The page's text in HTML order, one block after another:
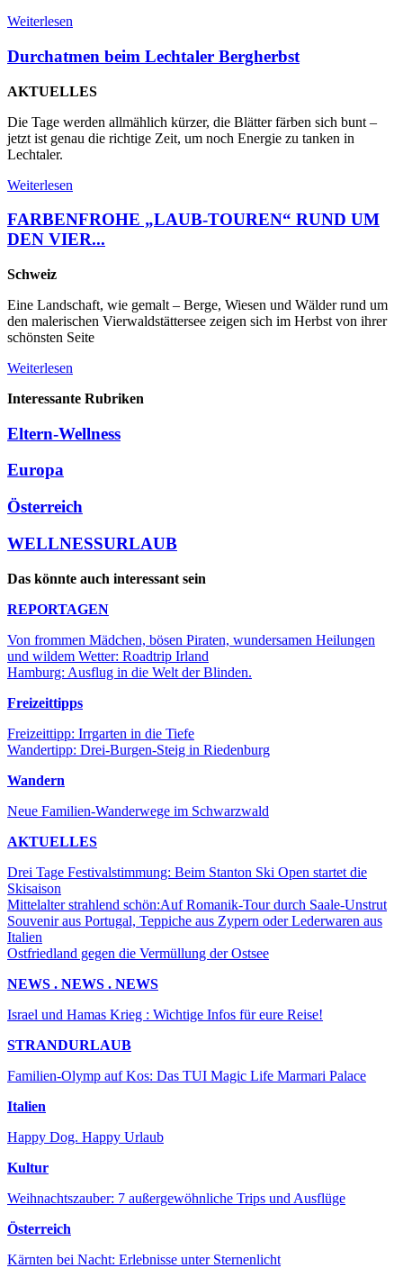
Weiterlesen
Durchatmen beim Lechtaler Bergherbst
AKTUELLES
Die Tage werden allmählich kürzer, die Blätter färben sich bunt –
jetzt ist genau die richtige Zeit, um noch Energie zu tanken in
Lechtaler.
Weiterlesen
FARBENFROHE „LAUB-TOUREN“ RUND UM
DEN VIER...
Schweiz
Eine Landschaft, wie gemalt – Berge, Wiesen und Wälder rund um
den malerischen Vierwaldstättersee zeigen sich im Herbst von ihrer
schönsten Seite
Weiterlesen
Interessante Rubriken
Eltern-Wellness
Europa
Österreich
WELLNESSURLAUB
Das könnte auch interessant sein
REPORTAGEN
Von frommen Mädchen, bösen Piraten, wundersamen Heilungen
und wildem Wetter: Roadtrip Irland
Hamburg: Ausflug in die Welt der Blinden.
Freizeittipps
Freizeittipp: Irrgarten in die Tiefe
Wandertipp: Drei-Burgen-Steig in Riedenburg
Wandern
Neue Familien-Wanderwege im Schwarzwald
AKTUELLES
Drei Tage Festivalstimmung: Beim Stanton Ski Open startet die
Skisaison
Mittelalter strahlend schön:Auf Romanik-Tour durch Saale-Unstrut
Souvenir aus Portugal, Teppiche aus Zypern oder Lederwaren aus
Italien
Ostfriedland gegen die Vermüllung der Ostsee
NEWS . NEWS . NEWS
Israel und Hamas Krieg : Wichtige Infos für eure Reise!
STRANDURLAUB
Familien-Olymp auf Kos: Das TUI Magic Life Marmari Palace
Italien
Happy Dog. Happy Urlaub
Kultur
Weihnachtszauber: 7 außergewöhnliche Trips und Ausflüge
Österreich
Kärnten bei Nacht: Erlebnisse unter Sternenlicht